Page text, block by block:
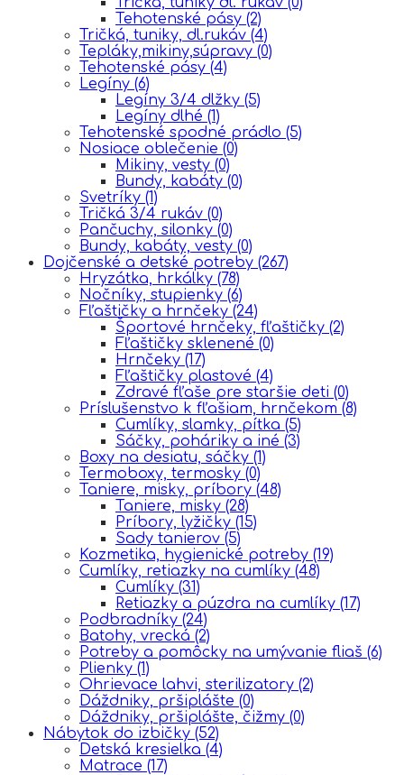
Tehotenské pásy (2)
Tričká, tuniky, dl.rukáv (4)
Tepláky,mikiny,súpravy (0)
Tehotenské pásy (4)
Legíny (6)
Legíny 3/4 dlžky (5)
Legíny dlhé (1)
Tehotenské spodné prádlo (5)
Nosiace oblečenie (0)
Mikiny, vesty (0)
Bundy, kabáty (0)
Svetríky (1)
Tričká 3/4 rukáv (0)
Pančuchy, silonky (0)
Bundy, kabáty, vesty (0)
Dojčenské a detské potreby (267)
Hryzátka, hrkálky (78)
Nočníky, stupienky (6)
Fľaštičky a hrnčeky (24)
Športové hrnčeky, fľaštičky (2)
Fľaštičky sklenené (0)
Hrnčeky (17)
Fľaštičky plastové (4)
Zdravé fľaše pre staršie deti (0)
Príslušenstvo k fľašiam, hrnčekom (8)
Cumlíky, slamky, pítka (5)
Sáčky, poháriky a iné (3)
Boxy na desiatu, sáčky (1)
Termoboxy, termosky (0)
Taniere, misky, príbory (48)
Taniere, misky (28)
Príbory, lyžičky (15)
Sady tanierov (5)
Kozmetika, hygienické potreby (19)
Cumlíky, retiazky na cumlíky (48)
Cumlíky (31)
Retiazky a púzdra na cumlíky (17)
Podbradníky (24)
Batohy, vrecká (2)
Potreby a pomôcky na umývanie fliaš (6)
Plienky (1)
Ohrievace lahvi, sterilizatory (2)
Dáždniky, pršiplášte (0)
Dáždniky, pršiplášte, čižmy (0)
Nábytok do izbičky (52)
Detská kresielka (4)
Matrace (17)